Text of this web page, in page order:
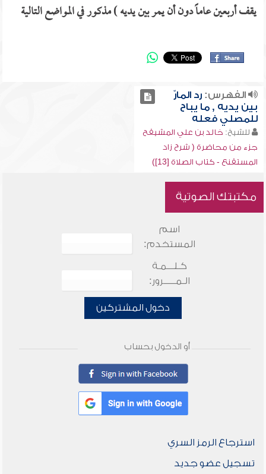
يقف أربعين عاماً دون أن يمر بين يديه ) مذكور في المواضع التالية
الفهرس:رد المارّ
بين يديه , ما يباح
للمصلي فعله
للشيخ: خالد بن علي المشيقح
جزء من محاضرة ( شرح زاد
المستقنع - كتاب الصلاة [13])
مكتبتك الصوتية
اسم
المستخدم:
كـلـــمـة
الـمـــــرور:
دخول المشتركين
أو الدخول بحساب
استرجاع الرمز السري
تسجيل عضو جديد